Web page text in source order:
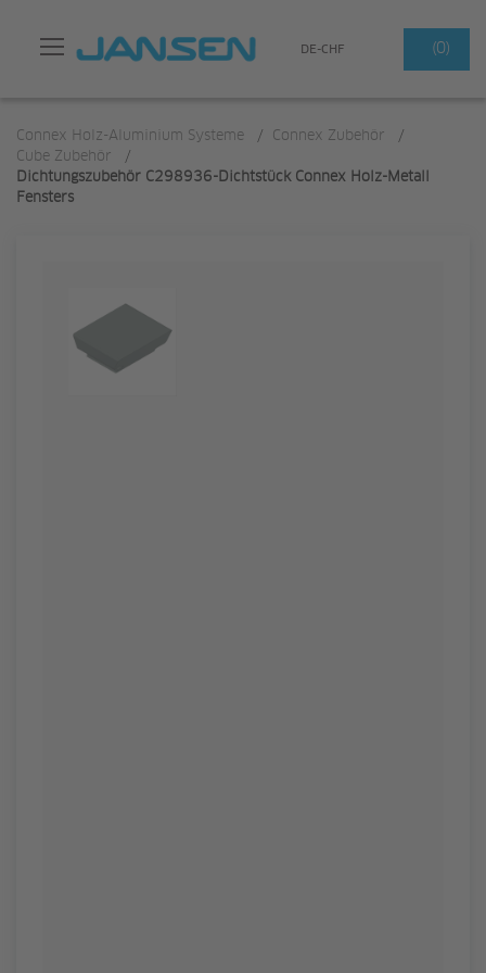
Suchen
DE-CHF (0)
Connex Holz-Aluminium Systeme / Connex Zubehör
/
Cube Zubehör
/
Dichtungszubehör C298936-Dichtstück Connex Holz-Metall
Fensters